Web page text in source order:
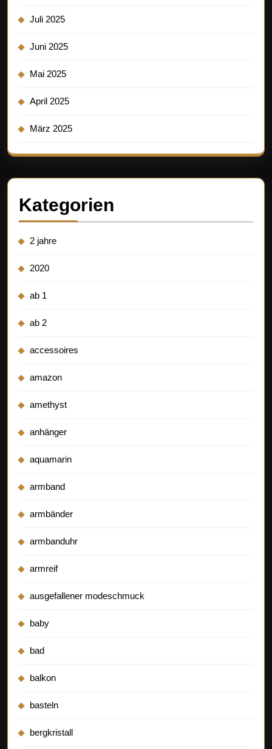
Juli 2025
Juni 2025
Mai 2025
April 2025
März 2025
Kategorien
2 jahre
2020
ab 1
ab 2
accessoires
amazon
amethyst
anhänger
aquamarin
armband
armbänder
armbanduhr
armreif
ausgefallener modeschmuck
baby
bad
balkon
basteln
bergkristall